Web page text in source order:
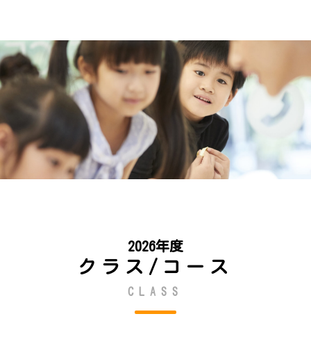
2026年度
クラス/コース
CLASS